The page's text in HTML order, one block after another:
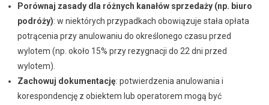
Porównaj zasady dla różnych kanałów sprzedaży (np. biuro
podróży): w niektórych przypadkach obowiązuje stała opłata
potrącenia przy anulowaniu do określonego czasu przed
wylotem (np. około 15% przy rezygnacji do 22 dni przed
wylotem).
Zachowuj dokumentację: potwierdzenia anulowania i
korespondencję z obiektem lub operatorem mogą być